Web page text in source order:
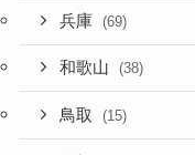
兵庫 (69)
和歌山 (38)
鳥取 (15)